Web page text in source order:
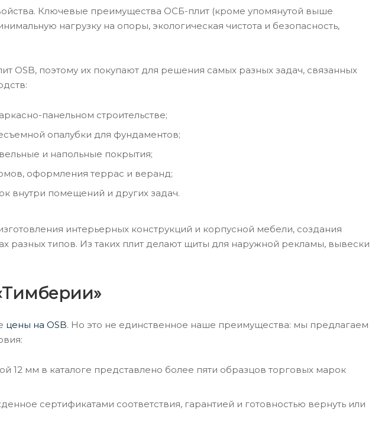
Ключевые преимущества ОСБ-плит (кроме упомянутой выше
нагрузку на опоры, экологическая чистота и безопасность,
ОSB, поэтому их покупают для решения самых разных задач, связанных
панельном строительстве;
опалубки для фундаментов;
и напольные покрытия;
оформления террас и веранд;
внутри помещений и других задач.
интерьерных конструкций и корпусной мебели, создания
разных типов. Из таких плит делают щиты для наружной рекламы, вывески
цены на ОSB. Но это не единственное наше преимущества: мы предлагаем
12 мм в каталоге представлено более пяти образцов торговых марок
сертификатами соответствия, гарантией и готовностью вернуть или